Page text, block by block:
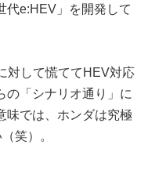
代e:HEV」を開発して
対して慌ててHEV対応
の「シナリオ通り」に
味では、ホンダは究極
笑）。